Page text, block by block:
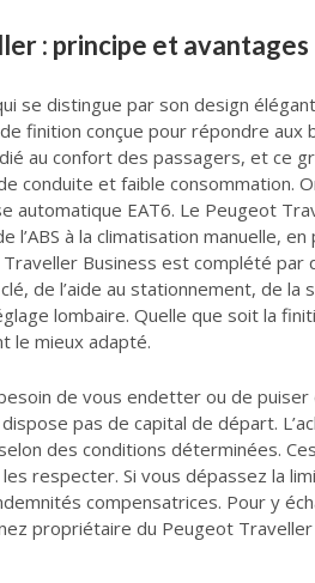
: principe et avantages
se distingue par son design
finition conçue pour répondre
au confort des passagers, et ce
conduite et faible consommation.
automatique EAT6. Le Peugeot
à la climatisation manuelle,
Business est complété
de l’aide au stationnement, de
lombaire. Quelle que soit la
le mieux adapté.
de vous endetter ou de
pas de capital de départ.
des conditions déterminées.
respecter. Si vous dépassez la
compensatrices. Pour y
propriétaire du Peugeot